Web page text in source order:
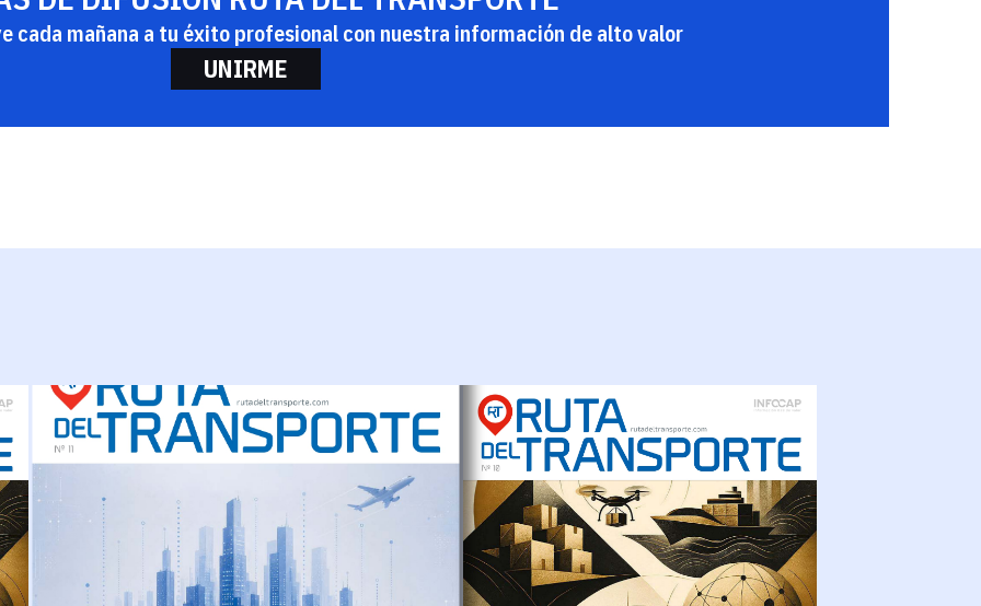
cada mañana a tu éxito profesional con nuestra información de alto valor
UNIRME